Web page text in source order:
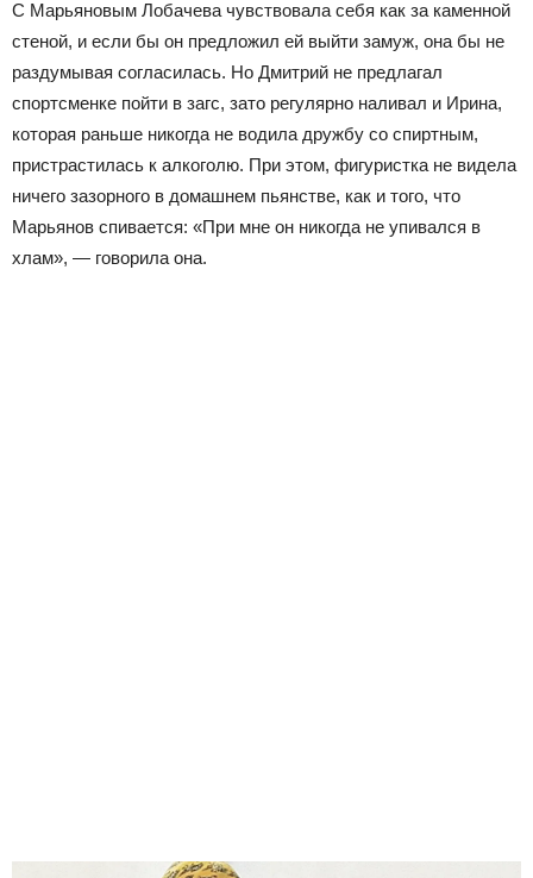
С Марьяновым Лобачева чувствовала себя как за каменной
стеной, и если бы он предложил ей выйти замуж, она бы не
раздумывая согласилась. Но Дмитрий не предлагал
спортсменке пойти в загс, зато регулярно наливал и Ирина,
которая раньше никогда не водила дружбу со спиртным,
пристрастилась к алкоголю. При этом, фигуристка не видела
ничего зазорного в домашнем пьянстве, как и того, что
Марьянов спивается: «При мне он никогда не упивался в
хлам», — говорила она.